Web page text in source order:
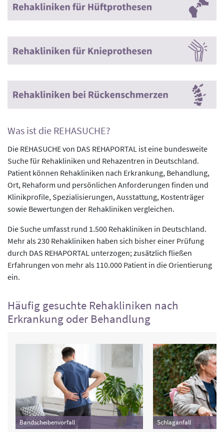
Was ist die REHASUCHE?
Die REHASUCHE von DAS REHAPORTAL ist eine bundesweite
Suche für Rehakliniken und Rehazentren in Deutschland.
Patient können Rehakliniken nach Erkrankung, Behandlung,
Ort, Rehaform und persönlichen Anforderungen finden und
Klinikprofile, Spezialisierungen, Ausstattung, Kostenträger
sowie Bewertungen der Rehakliniken vergleichen.
Die Suche umfasst rund 1.500 Rehakliniken in Deutschland.
Mehr als 230 Rehakliniken haben sich bisher einer Prüfung
durch DAS REHAPORTAL unterzogen; zusätzlich fließen
Erfahrungen von mehr als 110.000 Patient in die Orientierung
ein.
Häufig gesuchte Rehakliniken nach
Erkrankung oder Behandlung
Bandscheibenvorfall Schlaganfall